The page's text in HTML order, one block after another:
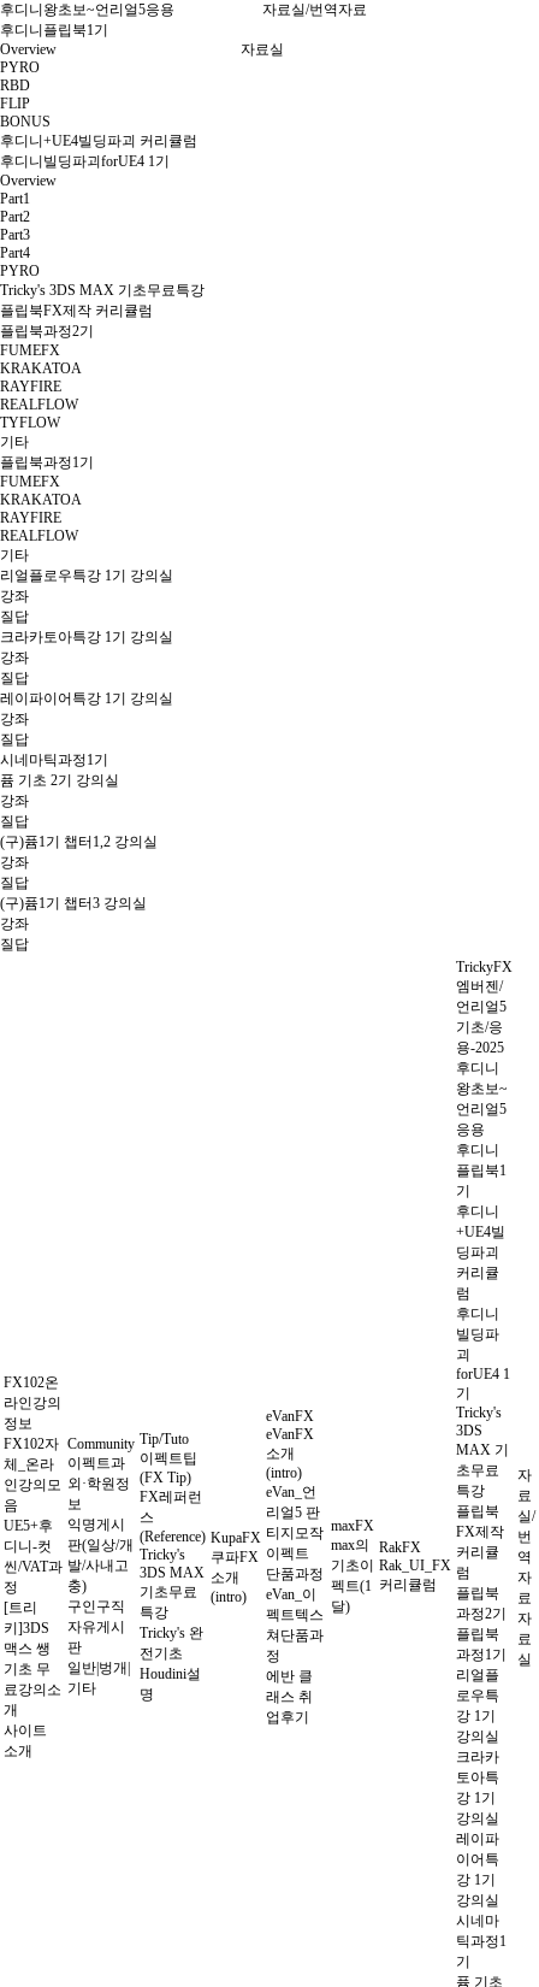
후디니왕초보~언리얼5응용
후디니플립북1기
Overview
PYRO
RBD
FLIP
BONUS
후디니+UE4빌딩파괴 커리큘럼
후디니빌딩파괴forUE4 1기
Overview
Part1
Part2
Part3
Part4
PYRO
Tricky's 3DS MAX 기초무료특강
플립북FX제작 커리큘럼
플립북과정2기
FUMEFX
KRAKATOA
RAYFIRE
REALFLOW
TYFLOW
기타
플립북과정1기
FUMEFX
KRAKATOA
RAYFIRE
REALFLOW
기타
리얼플로우특강 1기 강의실
강좌
질답
크라카토아특강 1기 강의실
강좌
질답
레이파이어특강 1기 강의실
강좌
질답
시네마틱과정1기
퓸 기초 2기 강의실
강좌
질답
(구)퓸1기 챕터1,2 강의실
강좌
질답
(구)퓸1기 챕터3 강의실
강좌
질답
자료실/번역자료
자료실
FX102온
라인강의
정보
FX102자
체_온라
인강의모
음
UE5+후
디니-컷
씬/VAT과
정
[트리
키]3DS
맥스 쌩
기초 무
료강의소
개
사이트
소개
Community
이펙트과
외·학원정
보
익명게시
판(일상/개
발/사내고
충)
구인구직
자유게시
판
일반|벙개|
기타
Tip/Tuto
이펙트팁
(FX Tip)
FX레퍼런
스
(Reference)
Tricky's
3DS MAX
기초무료
특강
Tricky's 완
전기초
Houdini설
명
KupaFX
쿠파FX
소개
(intro)
eVanFX
eVanFX
소개
(intro)
eVan_언
리얼5 판
티지모작
이펙트
단품과정
eVan_이
펙트텍스
쳐단품과
정
에반 클
래스 취
업후기
maxFX
max의
기초이
펙트(1
달)
RakFX
Rak_UI_FX
커리큘럼
TrickyFX
엠버젠/
언리얼5
기초/응
용-2025
후디니
왕초보~
언리얼5
응용
후디니
플립북1
기
후디니
+UE4빌
딩파괴
커리큘
럼
후디니
빌딩파
괴
forUE4 1
기
Tricky's
3DS
MAX 기
초무료
특강
플립북
FX제작
커리큘
럼
플립북
과정2기
플립북
과정1기
리얼플
로우특
강 1기
강의실
크라카
토아특
강 1기
강의실
레이파
이어특
강 1기
강의실
시네마
틱과정1
기
퓸 기초
자
료
실/
번
역
자
료
자
료
실